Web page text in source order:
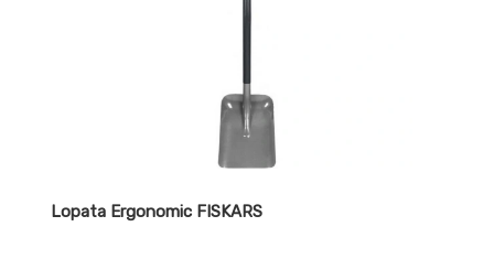
Lopata Ergonomic FISKARS